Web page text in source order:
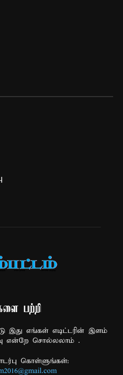
பற்றி
இது எங்கள் எடிட்டரின் இளம்
என்றே சொல்லலாம் .
கொள்ளுங்கள்: